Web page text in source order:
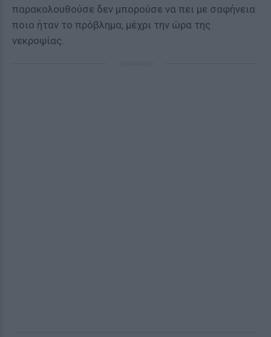
παρακολουθούσε δεν μπορούσε να πει με σαφήνεια
ποιο ήταν το πρόβλημα, μέχρι την ώρα της
νεκροψίας.